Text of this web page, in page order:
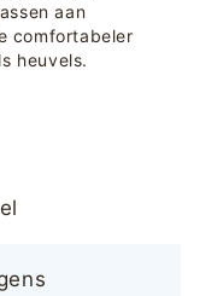
aan
comfortabeler
heuvels.